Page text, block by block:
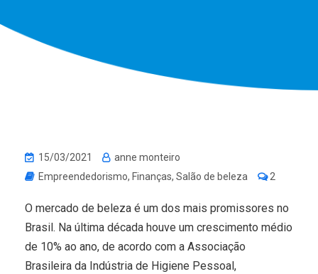
15/03/2021
anne monteiro
Empreendedorismo, Finanças, Salão de beleza 2
O mercado de beleza é um dos mais promissores no
Brasil. Na última década houve um crescimento médio
de 10% ao ano, de acordo com a Associação
Brasileira da Indústria de Higiene Pessoal,